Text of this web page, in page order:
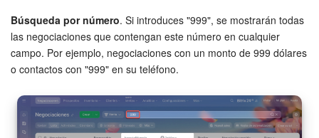
Firma electrónica para RR. HH.
Automatización
Flujos de trabajo
Marketing
Búsqueda por número. Si introduces "999", se mostrarán todas
las negociaciones que contengan este número en cualquier
campo. Por ejemplo, negociaciones con un monto de 999 dólares
o contactos con "999" en su teléfono.